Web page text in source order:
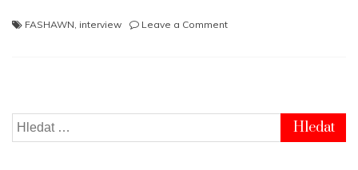
FASHAWN, interview Leave a Commenton
Vyhledávání